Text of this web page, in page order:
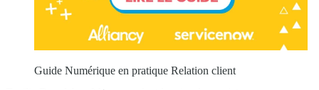
Guide Numérique en pratique Relation client